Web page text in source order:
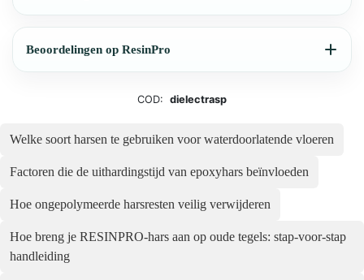
Beoordelingen op ResinPro
COD: dielectrasp
Welke soort harsen te gebruiken voor waterdoorlatende vloeren
Factoren die de uithardingstijd van epoxyhars beïnvloeden
Hoe ongepolymeerde harsresten veilig verwijderen
Hoe breng je RESINPRO-hars aan op oude tegels: stap-voor-stap
handleiding